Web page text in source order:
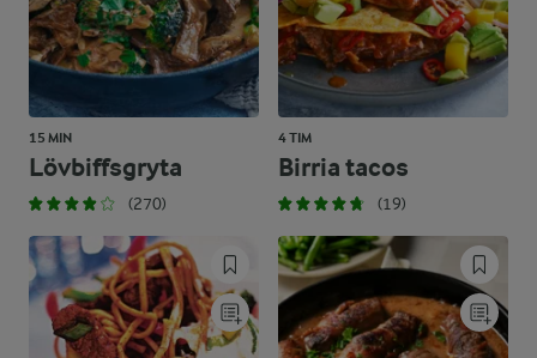
15 MIN
Lövbiffsgryta
(270)
4 TIM
Birria tacos
(19)